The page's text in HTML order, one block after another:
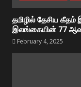
தமிழில் தேசிய
இலங்கையின் 77
February 4, 2025